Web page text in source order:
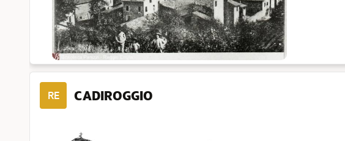
RE CADIROGGIO